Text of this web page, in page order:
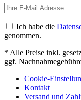
Ich habe die
genommen.
* Alle Preise inkl.
ggf.
Cookie-
Kontakt
Versand und